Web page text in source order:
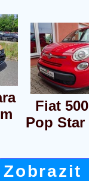
Fiat
Pop Star
Zobrazit